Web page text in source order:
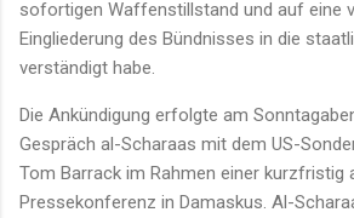
sofortigen Waffenstillstand und auf eine
Eingliederung des Bündnisses in die
verständigt habe.
Die Ankündigung erfolgte am
Gespräch al-Scharaas mit dem US-
Tom Barrack im Rahmen einer kurzfristig
Pressekonferenz in Damaskus. Al-